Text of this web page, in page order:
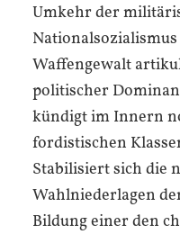
Umkehr der
Waffengewalt
politischer
kündigt im Innern
fordistischen
Stabilisiert sich die
Wahlniederlagen
Bildung einer den